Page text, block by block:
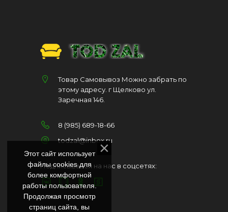
Товар Самовывоз Можно забрать по
этому адресу. г Щелково ул.
Заречная 146.
8 (985) 689-18-66
todzal@inbox.ru
Подписывайся на нас в соцсетях:
Этот сайт использует
файлы cookies для
более комфортной
работы пользователя.
Продолжая просмотр
страниц сайта, вы